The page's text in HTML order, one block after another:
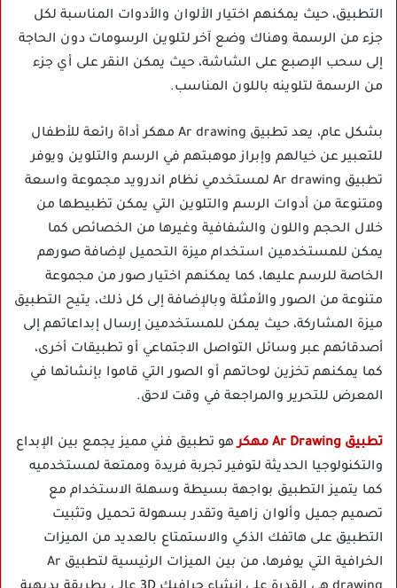
التطبيق، حيث يمكنهم اختيار الألوان والأدوات المناسبة لكل
جزء من الرسمة وهناك وضع آخر لتلوين الرسومات دون الحاجة
إلى سحب الإصبع على الشاشة، حيث يمكن النقر على أي جزء
من الرسمة لتلوينه باللون المناسب.
بشكل عام، يعد تطبيق Ar drawing مهكر أداة رائعة للأطفال
للتعبير عن خيالهم وإبراز موهبتهم في الرسم والتلوين ويوفر
تطبيق Ar drawing لمستخدمي نظام اندرويد مجموعة واسعة
ومتنوعة من أدوات الرسم والتلوين التي يمكن تظبيطها من
خلال الحجم واللون والشفافية وغيرها من الخصائص كما
يمكن للمستخدمين استخدام ميزة التحميل لإضافة صورهم
الخاصة للرسم عليها، كما يمكنهم اختيار صور من مجموعة
متنوعة من الصور والأمثلة وبالإضافة إلى كل ذلك، يتيح التطبيق
ميزة المشاركة، حيث يمكن للمستخدمين إرسال إبداعاتهم إلى
أصدقائهم عبر وسائل التواصل الاجتماعي أو تطبيقات أخرى،
كما يمكنهم تخزين لوحاتهم أو الصور التي قاموا بإنشائها في
المعرض للتحرير والمراجعة في وقت لاحق.
تطبيق Ar Drawing مهكرهو تطبيق فني مميز يجمع بين الإبداع
والتكنولوجيا الحديثة لتوفير تجربة فريدة وممتعة لمستخدميه
كما يتميز التطبيق بواجهة بسيطة وسهلة الاستخدام مع
تصميم جميل وألوان زاهية وتقدر بسهولة تحميل وتثبيت
التطبيق على هاتفك الذكي والاستمتاع بالعديد من الميزات
الخرافية التي يوفرها، من بين الميزات الرئيسية لتطبيق Ar